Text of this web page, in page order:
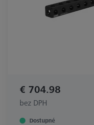
€ 704.98
bez DPH
Dostupné